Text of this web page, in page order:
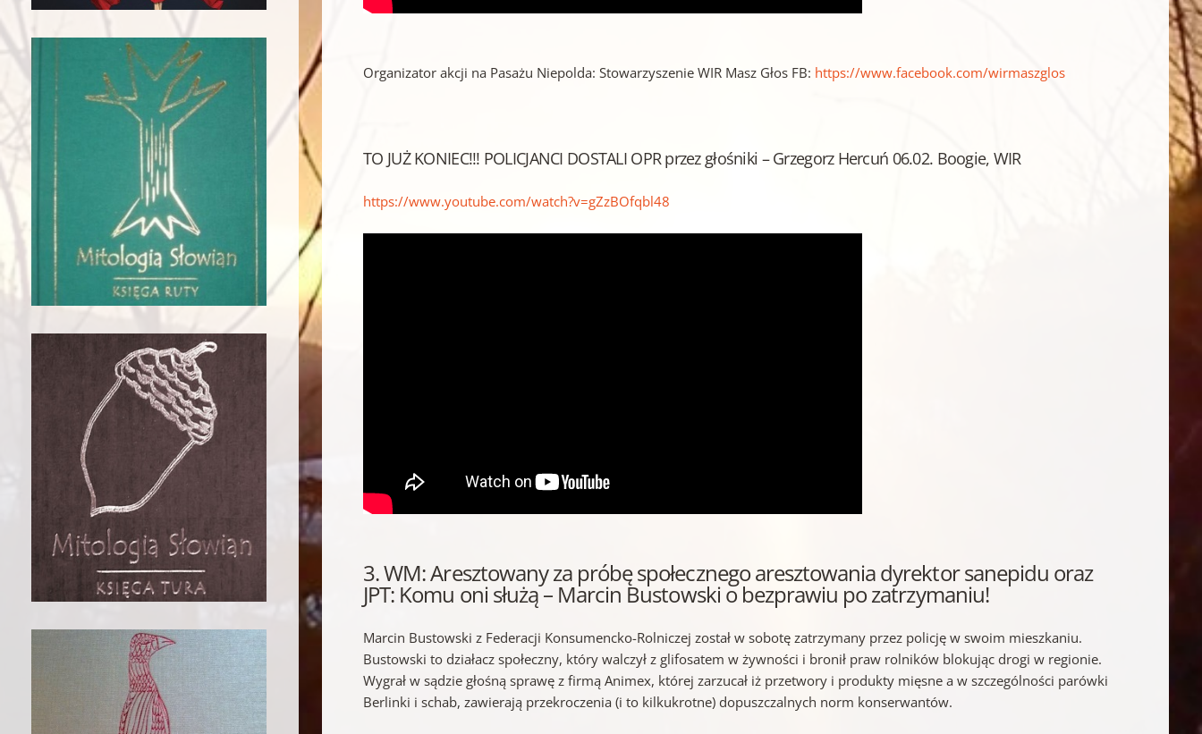
Organizator akcji na Pasażu Niepolda: Stowarzyszenie WIR Masz Głos FB: https://www.facebook.com/wirmaszglos​
TO JUŻ KONIEC!!! POLICJANCI DOSTALI OPR przez głośniki – Grzegorz Hercuń 06.02. Boogie, WIR
https://www.youtube.com/watch?v=gZzBOfqbl48
3. WM: Aresztowany za próbę społecznego aresztowania dyrektor sanepidu oraz
JPT: Komu oni służą – Marcin Bustowski o bezprawiu po zatrzymaniu!
Marcin Bustowski z Federacji Konsumencko-Rolniczej został w sobotę zatrzymany przez policję w swoim mieszkaniu.
Bustowski to działacz społeczny, który walczył z glifosatem w żywności i bronił praw rolników blokując drogi w regionie.
Wygrał w sądzie głośną sprawę z firmą Animex, której zarzucał iż przetwory i produkty mięsne a w szczególności parówki
Berlinki i schab, zawierają przekroczenia (i to kilkukrotne) dopuszczalnych norm konserwantów.